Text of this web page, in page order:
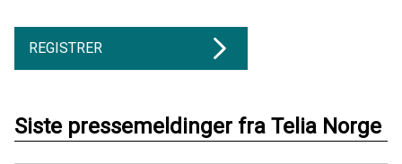
REGISTRER
Siste pressemeldinger fra Telia Norge